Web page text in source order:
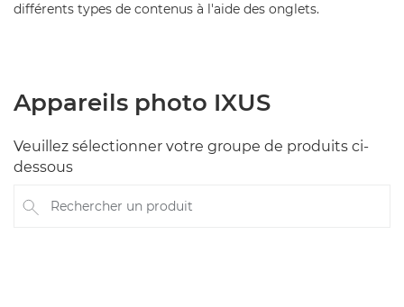
différents types de contenus à l'aide des onglets.
Appareils photo IXUS
Veuillez sélectionner votre groupe de produits ci-
dessous
Rechercher un produit